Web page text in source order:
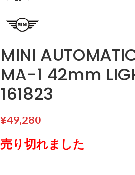
MINI
MA-1 42mm
161823
¥49,280
売り切れました